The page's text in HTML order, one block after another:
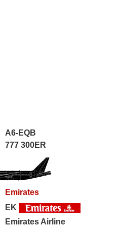
A6-EQB
777 300ER
Emirates
EK
Emirates Airline